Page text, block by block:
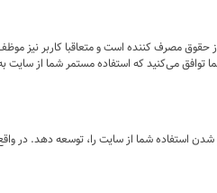
حقوق مصرف کننده است و متعاقبا کاربر نیز
توافق می‏‌کنید که استفاده مستمر شما از
استفاده شما از سایت را، توسعه دهد. در